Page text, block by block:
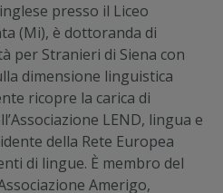
presso il Liceo
(Mi), è dottoranda di
per Stranieri di Siena con
dimensione linguistica
ricopre la carica di
LEND, lingua e
della Rete Europea
di lingue. È membro del
Amerigo,